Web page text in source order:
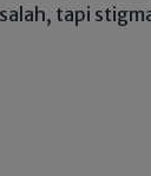
tapi